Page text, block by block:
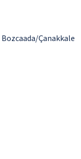
Bozcaada/Çanakkale